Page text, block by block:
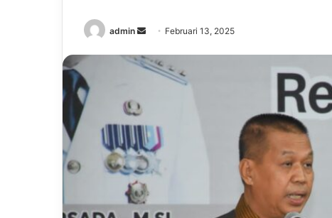
admin
Send
email
Februari 13, 2025